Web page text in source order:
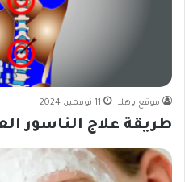
موقع ياهلا 11 نوفمبر، 2024
طريقة علاج الناسور